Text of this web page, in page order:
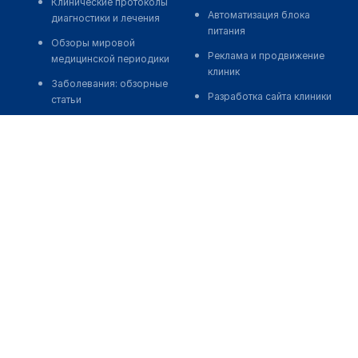
диагностики и лечения
Обзоры мировой
медицинской периодики
Заболевания: обзорные
статьи
Автоматизация блока
питания
Реклама и продвижение
клиник
Разработка сайта клиники